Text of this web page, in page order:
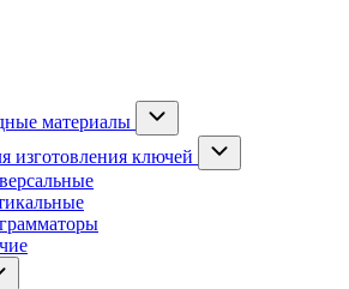
материалы
изготовления ключей